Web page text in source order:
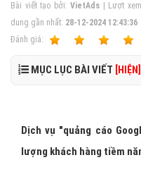
Bài viết tạo bởi:VietAds | Lượt
dung gần nhất: 28-12-2024 12:43:36
Ðánh giá:
MỤC LỤC BÀI VIẾT [HIỆN]
Dịch vụ "quảng cáo
lượng khách hàng tiềm